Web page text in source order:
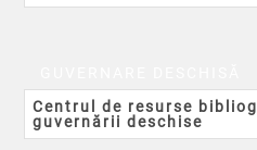
Centrul de resurse
guvernării deschise